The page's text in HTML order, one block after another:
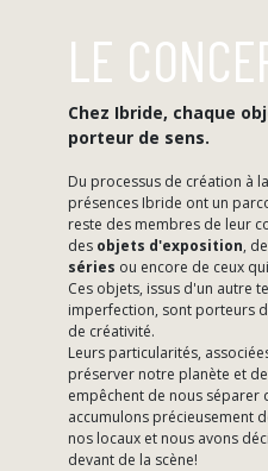
LE
Chez Ibride, chaque
porteur de sens.
Du processus de création à
présences Ibride ont un
reste des membres de leur
des objets d'exposition,
séries ou encore de ceux
Ces objets, issus d'un autre
imperfection, sont porteurs
de créativité.
Leurs particularités,
préserver notre planète et
empêchent de nous séparer
accumulons précieusement
nos locaux et nous avons
devant de la scène!